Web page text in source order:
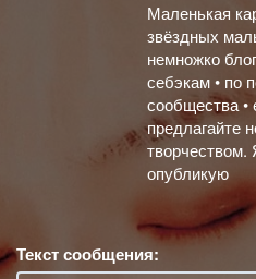
Маленькая
звёздных
немножко
себэкам • по
сообщества •
предлагайте
творчеством.
опубликую
Текст сообщения: